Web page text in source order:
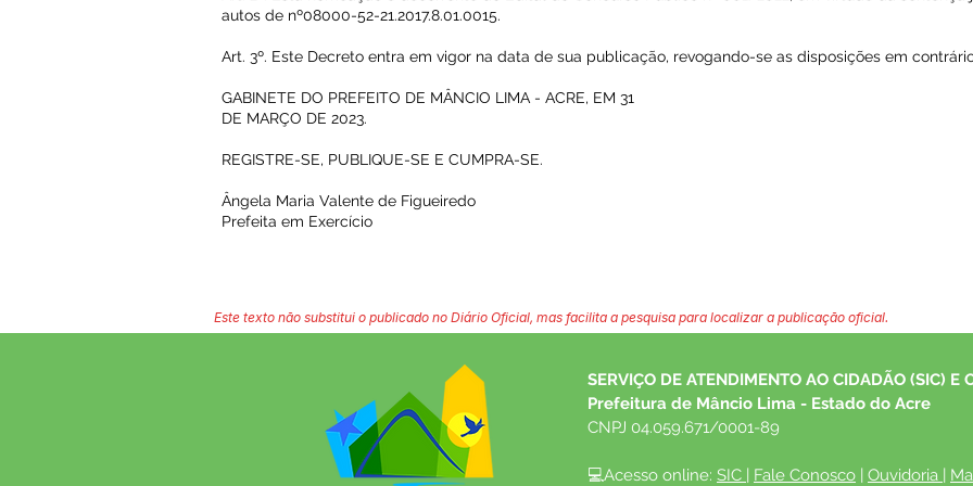
autos de nº08000-52-21.2017.8.01.0015.
Art. 3º. Este Decreto entra em vigor na data de sua publicação, revogando-se as disposições em
GABINETE DO PREFEITO DE MÂNCIO LIMA - ACRE, EM 31
DE MARÇO DE 2023.
REGISTRE-SE, PUBLIQUE-SE E CUMPRA-SE.
Ângela Maria Valente de Figueiredo
Prefeita em Exercício
Este texto não substitui o publicado no Diário Oficial, mas facilita a pesquisa para localizar a publicação oficial.
SERVIÇO DE ATENDIMENTO AO CIDADÃO (SIC) E
Prefeitura de Mâncio Lima - Estado do Acre
CNPJ 04.059.671/0001-89
💻Acesso online: SIC | Fale Conosco | Ouvidoria |